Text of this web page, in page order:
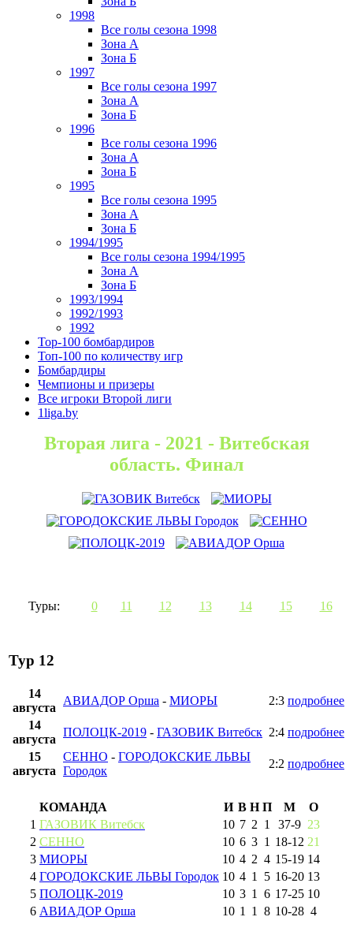
1998
Все голы сезона 1998
Зона А
Зона Б
1997
Все голы сезона 1997
Зона А
Зона Б
1996
Все голы сезона 1996
Зона А
Зона Б
1995
Все голы сезона 1995
Зона А
Зона Б
1994/1995
Все голы сезона 1994/1995
Зона А
Зона Б
1993/1994
1992/1993
1992
Top-100 бомбардиров
Топ-100 по количеству игр
Бомбардиры
Чемпионы и призеры
Все игроки Второй лиги
1liga.by
Вторая лига - 2021 - Витебская
область. Финал
Туры: 0 11 12 13 14 15 16
Тур 12
14
августа
АВИАДОР Орша - МИОРЫ 2:3 подробнее
14
августа
ПОЛОЦК-2019 - ГАЗОВИК Витебск 2:4 подробнее
15
августа
СЕННО - ГОРОДОКСКИЕ ЛЬВЫ
Городок
2:2 подробнее
КОМАНДА И В Н П М
О
1 ГАЗОВИК Витебск 10 7 2 1 37-9 23
2 СЕННО 10 6 3 1 18-12 21
3 МИОРЫ 10 4 2 4 15-19 14
4 ГОРОДОКСКИЕ ЛЬВЫ Городок 10 4 1 5 16-20 13
5 ПОЛОЦК-2019 10 3 1 6 17-25 10
6 АВИАДОР Орша 10 1 1 8 10-28 4